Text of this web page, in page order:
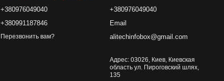
+380976049040
+380991187846
Перезвонить вам?
+380976049040
Email
alitechinfobox@gmail.com
Адрес: 03026, Киев, Киевская
область ул. Пироговский шлях,
135